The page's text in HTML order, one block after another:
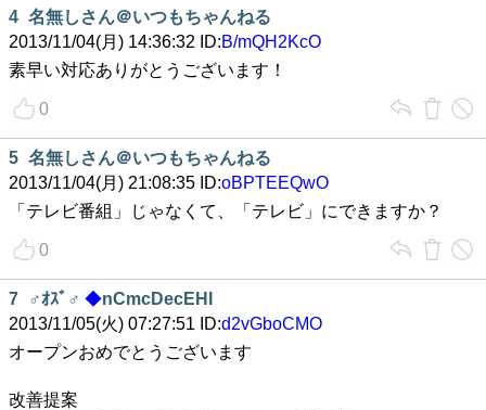
4 名無しさん＠いつもちゃんねる
2013/11/04(月) 14:36:32 ID:B/mQH2KcO
素早い対応ありがとうございます！
0
5 名無しさん＠いつもちゃんねる
2013/11/04(月) 21:08:35 ID:oBPTEEQwO
「テレビ番組」じゃなくて、「テレビ」にできますか？
0
7 ♂ｵｽﾞ♂ ◆nCmcDecEHI
2013/11/05(火) 07:27:51 ID:d2vGboCMO
オープンおめでとうございます
改善提案